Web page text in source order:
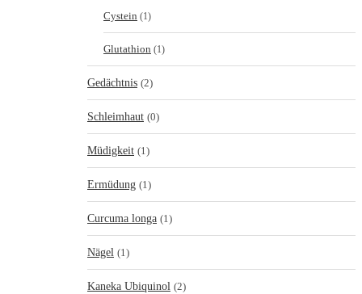
Cystein (1)
Glutathion (1)
Gedächtnis (2)
Schleimhaut (0)
Müdigkeit (1)
Ermüdung (1)
Curcuma longa (1)
Nägel (1)
Kaneka Ubiquinol (2)